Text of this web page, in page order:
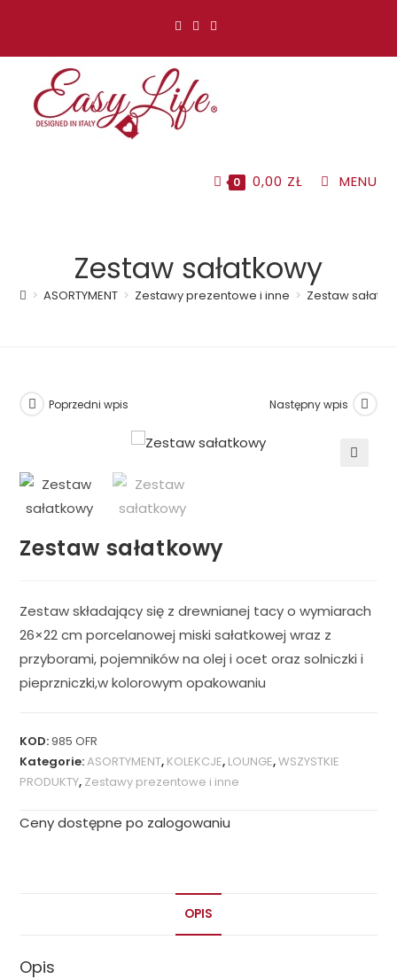
0 0,00 ZŁ MENU
Zestaw sałatkowy
> ASORTYMENT > Zestawy prezentowe i inne > Zestaw
Poprzedni wpis Następny wpis
Zestaw sałatkowy
Zestaw składający się z drewnianej tacy o wymiarach
26×22 cm porcelanowej miski sałatkowej wraz z
przyborami, pojemników na olej i ocet oraz solniczki i
pieprzniczki,w kolorowym opakowaniu
KOD:985 OFR
Kategorie:ASORTYMENT, KOLEKCJE, LOUNGE,WSZYSTKIE
PRODUKTY, Zestawy prezentowe i inne
Ceny dostępne po zalogowaniu
OPIS
Opis